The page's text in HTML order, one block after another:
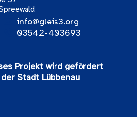
info@gleis3.org
03542-403693
Projekt wird gefördert
der Stadt Lübbenau